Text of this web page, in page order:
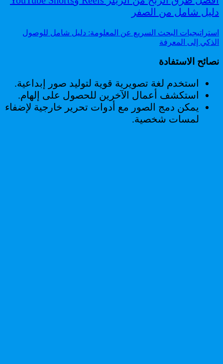
دليل شامل من الصفر
استراتيجيات البحث السريع عن المعلومة: دليل شامل للوصول
الذكي إلى المعرفة
نصائح الاستفادة
استخدم لغة تصويرية قوية لتوليد صور إبداعية.
استكشف أعمال الآخرين للحصول على إلهام.
يمكن دمج الصور مع أدوات تحرير خارجية لإضفاء
لمسات شخصية.